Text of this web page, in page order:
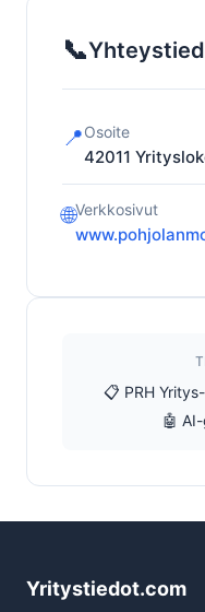
📞
📍Osoite
42011
🌐Verkkosivut
📋 PRH
🤖
Yritystiedot.com